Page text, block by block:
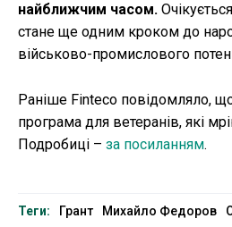
найближчим часом.
стане ще одним кроком до
військово-промислового
Раніше Finteco повідомляло,
програма для ветеранів, які
Подробиці – за посиланням.
Теги: Грант Михайло Федоров